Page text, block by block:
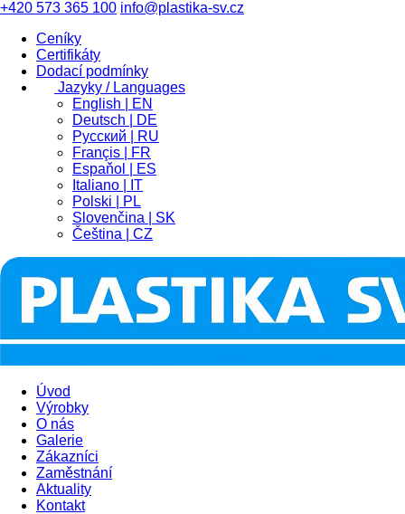
+420 573 365 100 info@plastika-sv.cz
Ceníky
Certifikáty
Dodací podmínky
Jazyky / Languages
English | EN
Deutsch | DE
Pусский | RU
Françis | FR
Espaňol | ES
Italiano | IT
Polski | PL
Slovenčina | SK
Čeština | CZ
Úvod
Výrobky
O nás
Galerie
Zákazníci
Zaměstnání
Aktuality
Kontakt